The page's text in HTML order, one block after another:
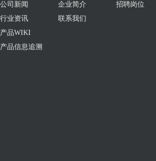
公司新闻
行业资讯
产品WIKI
产品信息追溯
企业简介
联系我们
招聘岗位